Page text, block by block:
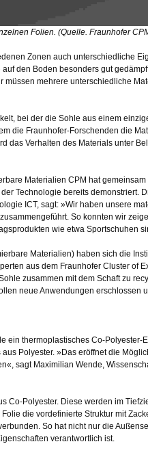
Folien. (Quelle. Fraunhofer
Zonen auch unterschiedliche
den Boden besonders gut
müssen mehrere unterschiedliche
bei der die Sohle aus einem
die Fraunhofer-Forschenden die
das Verhalten des Materials unter
Materialien CPM hat gemeinsam
Technologie bereits demonstriert.
ICT, sagt: »Wir haben unsere
So konnten wir
wie etwa Sportschuhen
Materialien) haben sich die
aus dem Fraunhofer Cluster of
zusammen mit dem Schaft zu
neue Anwendungen erschlossen
ein thermoplastisches Co-Polyester-
Polyester. »Das eröffnet die
sagt Maximilian Wende,
Co-Polyester. Diese werden im
die vordefinierte Struktur mit
So hat nicht nur die
verantwortlich ist.